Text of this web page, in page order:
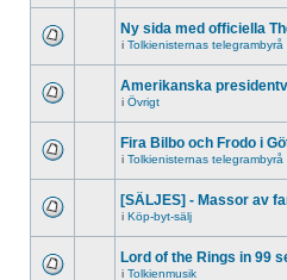
Ny sida med officiella
i Tolkienisternas telegrambyrå
Amerikanska
i Övrigt
Fira Bilbo och Frodo i
i Tolkienisternas telegrambyrå
[SÄLJES] - Massor av
i Köp-byt-sälj
Lord of the Rings in 99
i Tolkienmusik